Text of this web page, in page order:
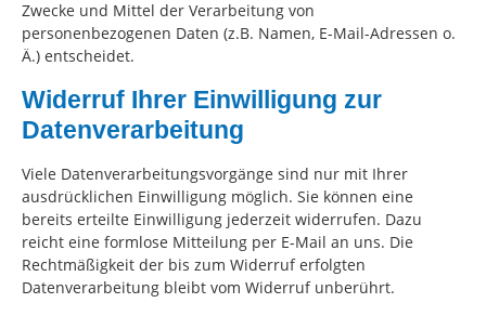
Zwecke und Mittel der Verarbeitung von
personenbezogenen Daten (z.B. Namen, E-Mail-Adressen o.
Ä.) entscheidet.
Widerruf Ihrer Einwilligung zur
Datenverarbeitung
Viele Datenverarbeitungsvorgänge sind nur mit Ihrer
ausdrücklichen Einwilligung möglich. Sie können eine
bereits erteilte Einwilligung jederzeit widerrufen. Dazu
reicht eine formlose Mitteilung per E-Mail an uns. Die
Rechtmäßigkeit der bis zum Widerruf erfolgten
Datenverarbeitung bleibt vom Widerruf unberührt.